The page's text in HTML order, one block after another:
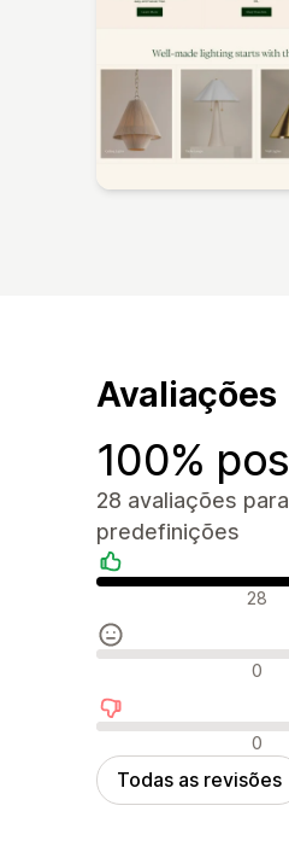
Avaliações
100%
28 avaliações
predefinições
Avaliações positivas
28
Avaliações neutras
0
Avaliações negativas
0
Todas as revisões